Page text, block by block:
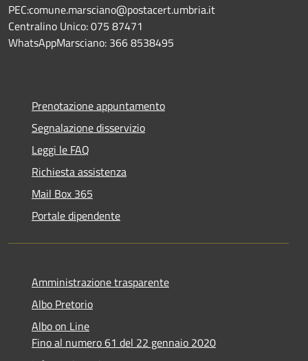
PEC:comune.marsciano@postacert.umbria.it
Centralino Unico: 075 87471
WhatsAppMarsciano: 366 8538495
Prenotazione appuntamento
Segnalazione disservizio
Leggi le FAQ
Richiesta assistenza
Mail Box 365
Portale dipendente
Amministrazione trasparente
Albo Pretorio
Albo on Line
Fino al numero 61 del 22 gennaio 2020